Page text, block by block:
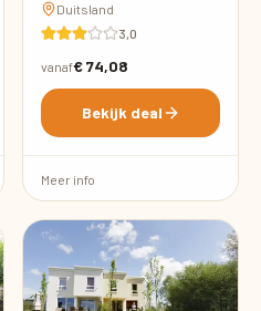
Duitsland
3,0
vanaf€ 74,08
Bekijk deal
Meer info